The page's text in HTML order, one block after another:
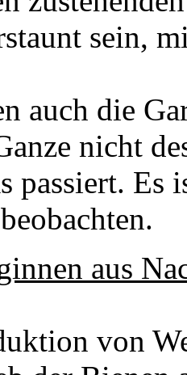
sein,
auch die
nicht
passiert. Es
aus
von